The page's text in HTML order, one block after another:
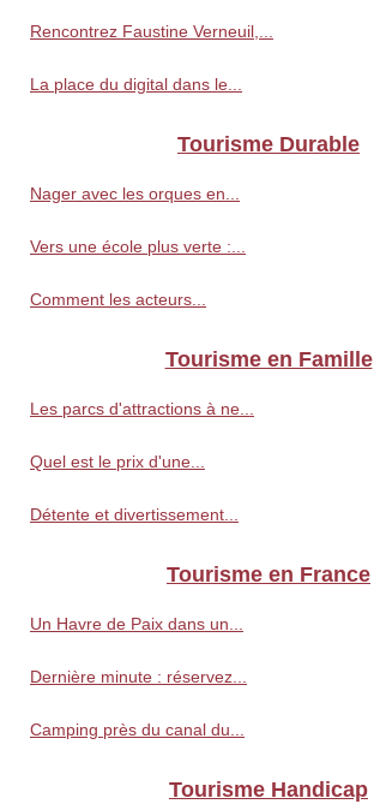
Rencontrez Faustine Verneuil,...
La place du digital dans le...
Tourisme Durable
Nager avec les orques en...
Vers une école plus verte :...
Comment les acteurs...
Tourisme en Famille
Les parcs d'attractions à ne...
Quel est le prix d'une...
Détente et divertissement...
Tourisme en France
Un Havre de Paix dans un...
Dernière minute : réservez...
Camping près du canal du...
Tourisme Handicap